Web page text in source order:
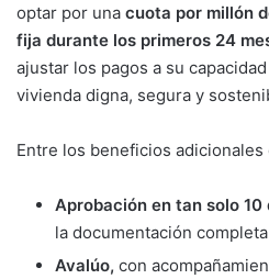
optar por una cuota por millón
fija durante los primeros 24
ajustar los pagos a su
vivienda digna, segura y
Entre los beneficios adicionales
Aprobación en tan solo 10
la documentación
Avalúo, con